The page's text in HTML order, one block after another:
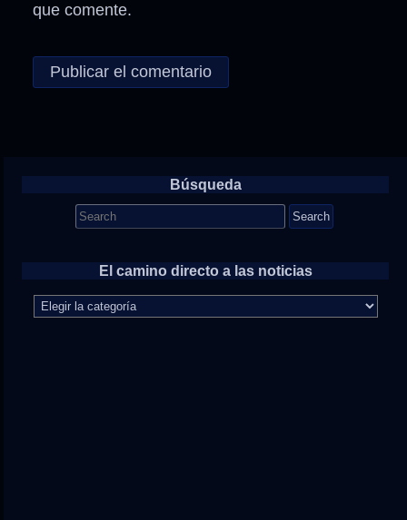
que comente.
Búsqueda
Search
for:
El camino directo a las noticias
camino